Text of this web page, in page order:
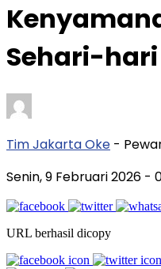
Sehari-hari
Tim Jakarta Oke -
Senin, 9 Februari 2026 -
URL berhasil dicopy